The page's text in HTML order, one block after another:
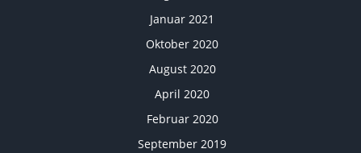
Januar 2021
Oktober 2020
August 2020
April 2020
Februar 2020
September 2019